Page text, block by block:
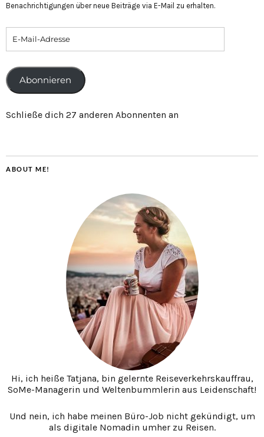
Benachrichtigungen über neue Beiträge via E-Mail zu erhalten.
Abonnieren
Schließe dich 27 anderen Abonnenten an
ABOUT ME!
Hi, ich heiße Tatjana, bin gelernte Reiseverkehrskauffrau,
SoMe-Managerin und Weltenbummlerin aus Leidenschaft!
Und nein, ich habe meinen Büro-Job nicht gekündigt, um
als digitale Nomadin umher zu Reisen.